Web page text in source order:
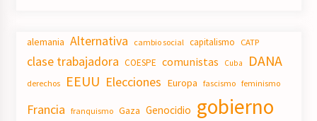
alemania Alternativa cambio social capitalismo CATP
clase trabajadora COESPE comunistas Cuba DANA
derechos EEUU Elecciones Europa fascismo feminismo
Francia franquismo Gaza Genocidio gobierno